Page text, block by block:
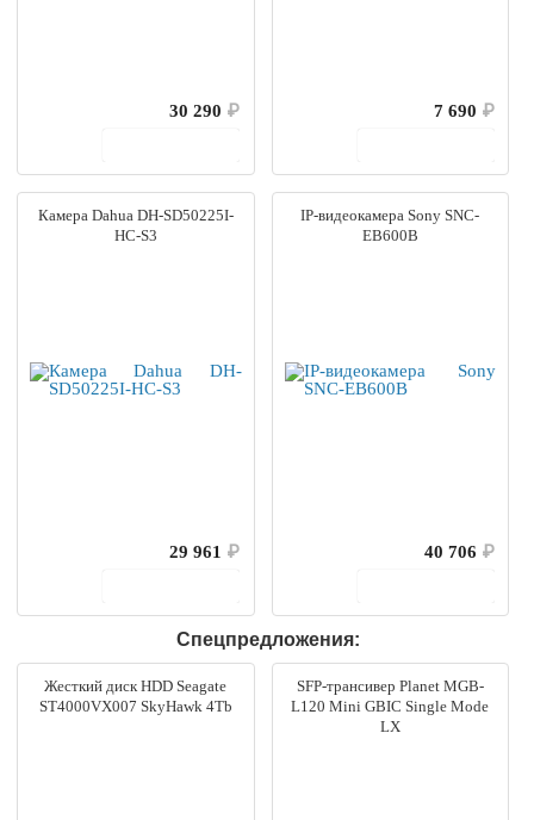
30 290 ₽
7 690 ₽
Камера Dahua DH-SD50225I-
HC-S3
29 961 ₽
IP-видеокамера Sony SNC-
EB600B
40 706 ₽
Спецпредложения:
Жесткий диск HDD Seagate
ST4000VX007 SkyHawk 4Tb
SFP-трансивер Planet MGB-
L120 Mini GBIC Single Mode
LX